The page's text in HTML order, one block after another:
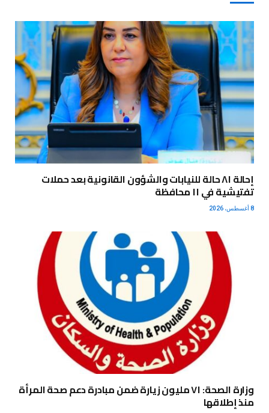
إحالة ٨١ حالة للنيابات والشؤون القانونية بعد حملات
تفتيشية في ١١ محافظة
8 أغسطس، 2026
وزارة الصحة: ٧١ مليون زيارة ضمن مبادرة دعم صحة المرأة
منذ إطلاقها